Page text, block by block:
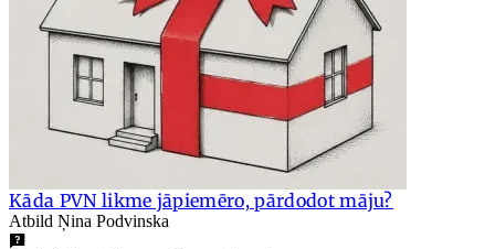
Kāda PVN likme jāpiemēro, pārdodot māju?
Atbild Ņina Podvinska